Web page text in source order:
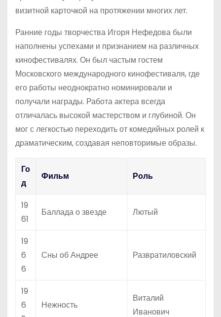
визитной карточкой на протяжении многих лет.
Ранние годы творчества Игоря Нефедова были
наполнены успехами и признанием на различных
кинофестивалях. Он был частым гостем
Московского международного кинофестиваля, где
его работы неоднократно номинировали и
получали награды. Работа актера всегда
отличалась высокой мастерством и глубиной. Он
мог с легкостью переходить от комедийных ролей к
драматическим, создавая неповторимые образы.
Го
д
Фильм Роль
19
61
Баллада о звезде Лютый
19
6
6
Сны об Андрее Развратиловский
19
6
Нежность
Виталий
Иванович